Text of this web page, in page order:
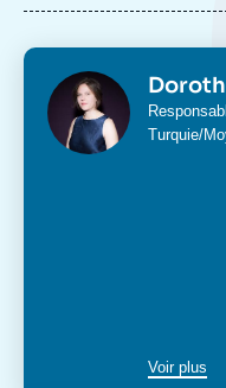
Photo
Intitulé
du
Turquie/
Voir plus